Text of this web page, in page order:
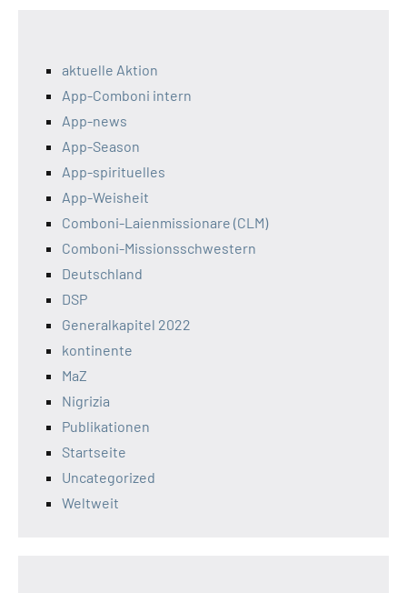
aktuelle Aktion
App-Comboni intern
App-news
App-Season
App-spirituelles
App-Weisheit
Comboni-Laienmissionare (CLM)
Comboni-Missionsschwestern
Deutschland
DSP
Generalkapitel 2022
kontinente
MaZ
Nigrizia
Publikationen
Startseite
Uncategorized
Weltweit